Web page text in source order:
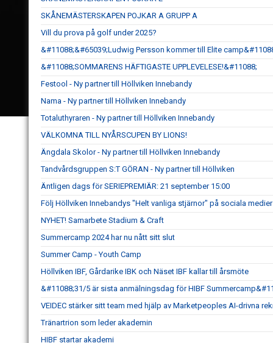
SKÅNEMÄSTERSKAPEN POJKAR A GRUPP A
Vill du prova på golf under 2025?
&#11088;&#65039;Ludwig Persson kommer till Elite
&#11088;SOMMARENS HÄFTIGASTE UPPLEVELESE!&#11088;
Festool - Ny partner till Höllviken Innebandy
Nama - Ny partner till Höllviken Innebandy
Totaluthyraren - Ny partner till Höllviken Innebandy
VÄLKOMNA TILL NYÅRSCUPEN BY LIONS!
Ängdala Skolor - Ny partner till Höllviken Innebandy
Tandvårdsgruppen S:T GÖRAN - Ny partner till Höllviken
Äntligen dags för SERIEPREMIÄR: 21 september 15:00
Följ Höllviken Innebandys "Helt vanliga stjärnor" på sociala medier
NYHET! Samarbete Stadium & Craft
Summercamp 2024 har nu nått sitt slut
Summer Camp - Youth Camp
Höllviken IBF, Gårdarike IBK och Näset IBF kallar till årsmöte
&#11088;31/5 är sista anmälningsdag för HIBF
VEIDEC stärker sitt team med hjälp av Marketpeoples AI-drivna
Tränartrion som leder akademin
HIBF startar akademi